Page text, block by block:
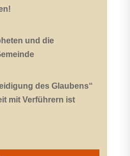
und die
des Glaubens“
mit Verführern ist